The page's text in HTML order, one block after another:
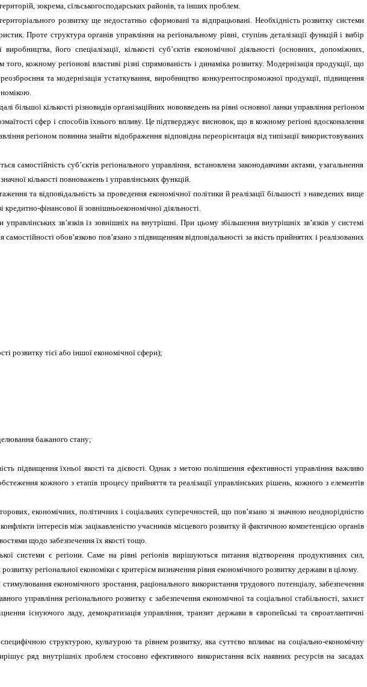
зокрема, сільськогосподарських районів, та інших проблем.
розвитку ще недостатньо сформовані та відпрацьовані. Необхідність розвитку системи
Проте структура органів управління на регіональному рівні, ступінь деталізації функцій і вибір
його спеціалізації, кількості суб’єктів економічної діяльності (основних, допоміжних,
кожному регіонові властиві різні спрямованість і динаміка розвитку. Модернізація продукції, що
та модернізація устаткування, виробництво конкурентоспроможної продукції, підвищення
кількості різновидів організаційних нововведень на рівні основної ланки управління регіоном
сфер і способів їхнього впливу. Це підтверджує висновок, що в кожному регіоні вдосконалення
регіоном повинна знайти відображення відповідна переорієнтація від типізації використовуваних
суб’єктів регіонального управління, встановлена законодавчими актами, узагальнення
кількості повноважень і управлінських функцій.
та відповідальність за проведення економічної політики й реалізації більшості з наведених вище
фінансової й зовнішньоекономічної діяльності.
зв’язків із зовнішніх на внутрішні. При цьому збільшення внутрішніх зв’язків у системі
обов’язково пов’язано з підвищенням відповідальності за якість прийнятих і реалізованих
розвитку тієї або іншої економічної сфери);
бажаного стану;
підвищення їхньої якості та дієвості. Однак з метою поліпшення ефективності управління важливо
кожного з етапів процесу прийняття та реалізації управлінських рішень, кожного з елементів
економічних, політичних і соціальних суперечностей, що пов’язано зі значною неоднорідністю
інтересів між зацікавленістю учасників місцевого розвитку й фактичною компетенцією органів
щодо забезпечення їх якості тощо.
системи є регіони. Саме на рівні регіонів вирішуються питання відтворення продуктивних сил,
регіональної економіки є критерієм визначення рівня економічного розвитку держави в цілому.
економічного зростання, раціонального використання трудового потенціалу, забезпечення
управління регіонального розвитку є забезпечення економічної та соціальної стабільності, захист
існуючого ладу, демократизація управління, транзит держави в європейські та євроатлантичні
структурою, культурою та рівнем розвитку, яка суттєво впливає на соціально-економічну
ряд внутрішніх проблем стосовно ефективного використання всіх наявних ресурсів на засадах